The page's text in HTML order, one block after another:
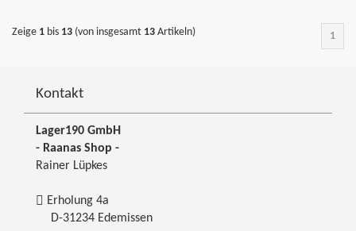
Zeige 1 bis 13 (von insgesamt 13 Artikeln) 1
Kontakt
Lager190 GmbH
- Raanas Shop -
Rainer Lüpkes
Erholung 4a
D-31234 Edemissen